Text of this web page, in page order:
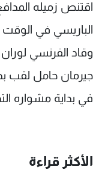
اقتنص زميله
الباريسي في الوقت
وقاد الفرنسي
جيرمان حامل لقب
في بداية مشواره
الأكثر قراءة